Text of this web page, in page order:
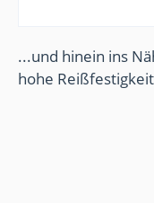
...und hinein ins
hohe